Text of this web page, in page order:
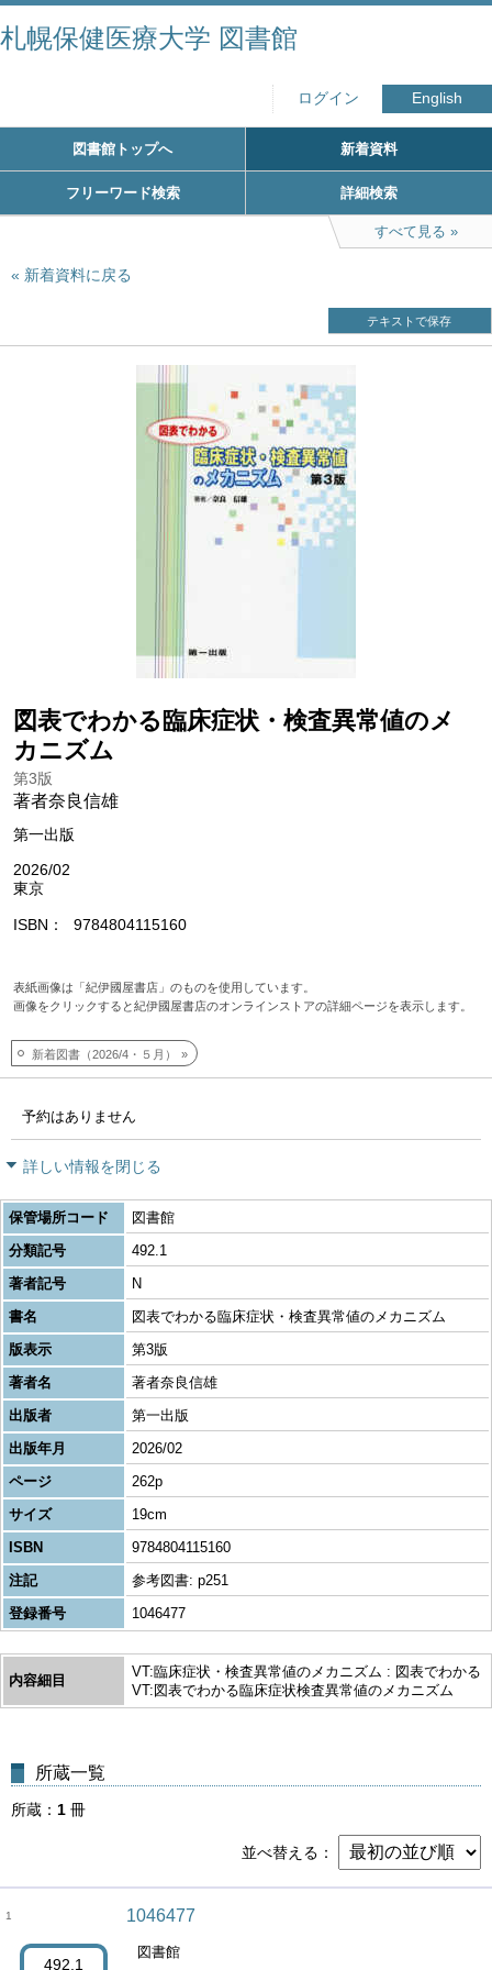
札幌保健医療大学 図書館
ログイン English
図書館トップへ 新着資料
フリーワード検索 詳細検索
すべて見る
新着資料に戻る
テキストで保存
図表でわかる臨床症状・検査異常値のメ
カニズム
第3版
著者奈良信雄
第一出版
2026/02
東京
ISBN 9784804115160
表紙画像は「紀伊國屋書店」のものを使用しています。
画像をクリックすると紀伊國屋書店のオンラインストアの詳細ページを表示します。
新着図書（2026/4・５月）
予約はありません
詳しい情報を閉じる
保管場所コード
図書館
分類記号
492.1
著者記号
N
書名
図表でわかる臨床症状・検査異常値のメカニズム
版表示
第3版
著者名
著者奈良信雄
出版者
第一出版
出版年月
2026/02
ページ
262p
サイズ
19cm
ISBN
9784804115160
注記
参考図書: p251
登録番号
1046477
内容細目
VT:臨床症状・検査異常値のメカニズム : 図表でわかる
VT:図表でわかる臨床症状検査異常値のメカニズム
所蔵一覧
所蔵 1 冊
並べ替える
1
492.1
1046477
図書館